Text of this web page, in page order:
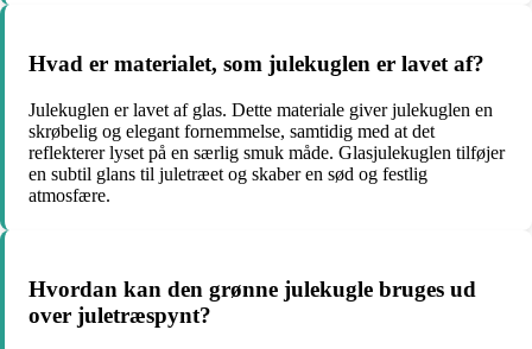
Hvad er materialet, som julekuglen er lavet af?
Julekuglen er lavet af glas. Dette materiale giver julekuglen en
skrøbelig og elegant fornemmelse, samtidig med at det
reflekterer lyset på en særlig smuk måde. Glasjulekuglen tilføjer
en subtil glans til juletræet og skaber en sød og festlig
atmosfære.
Hvordan kan den grønne julekugle bruges ud
over juletræspynt?